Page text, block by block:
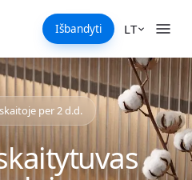
Išbandyti LT
per 2 d.d.